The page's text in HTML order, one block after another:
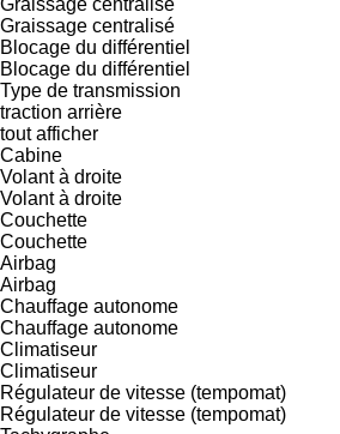
Graissage centralisé
Blocage du différentiel
Blocage du différentiel
Type de transmission
traction arrière
tout afficher
Cabine
Volant à droite
Volant à droite
Couchette
Couchette
Airbag
Airbag
Chauffage autonome
Chauffage autonome
Climatiseur
Climatiseur
Régulateur de vitesse (tempomat)
Régulateur de vitesse (tempomat)